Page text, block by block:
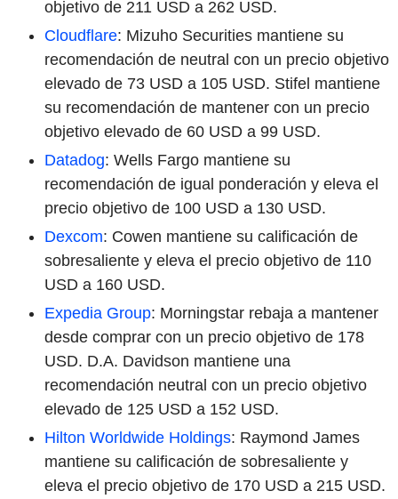
objetivo de 211 USD a 262 USD.
Cloudflare: Mizuho Securities mantiene su
recomendación de neutral con un precio objetivo
elevado de 73 USD a 105 USD. Stifel mantiene
su recomendación de mantener con un precio
objetivo elevado de 60 USD a 99 USD.
Datadog: Wells Fargo mantiene su
recomendación de igual ponderación y eleva el
precio objetivo de 100 USD a 130 USD.
Dexcom: Cowen mantiene su calificación de
sobresaliente y eleva el precio objetivo de 110
USD a 160 USD.
Expedia Group: Morningstar rebaja a mantener
desde comprar con un precio objetivo de 178
USD. D.A. Davidson mantiene una
recomendación neutral con un precio objetivo
elevado de 125 USD a 152 USD.
Hilton Worldwide Holdings: Raymond James
mantiene su calificación de sobresaliente y
eleva el precio objetivo de 170 USD a 215 USD.